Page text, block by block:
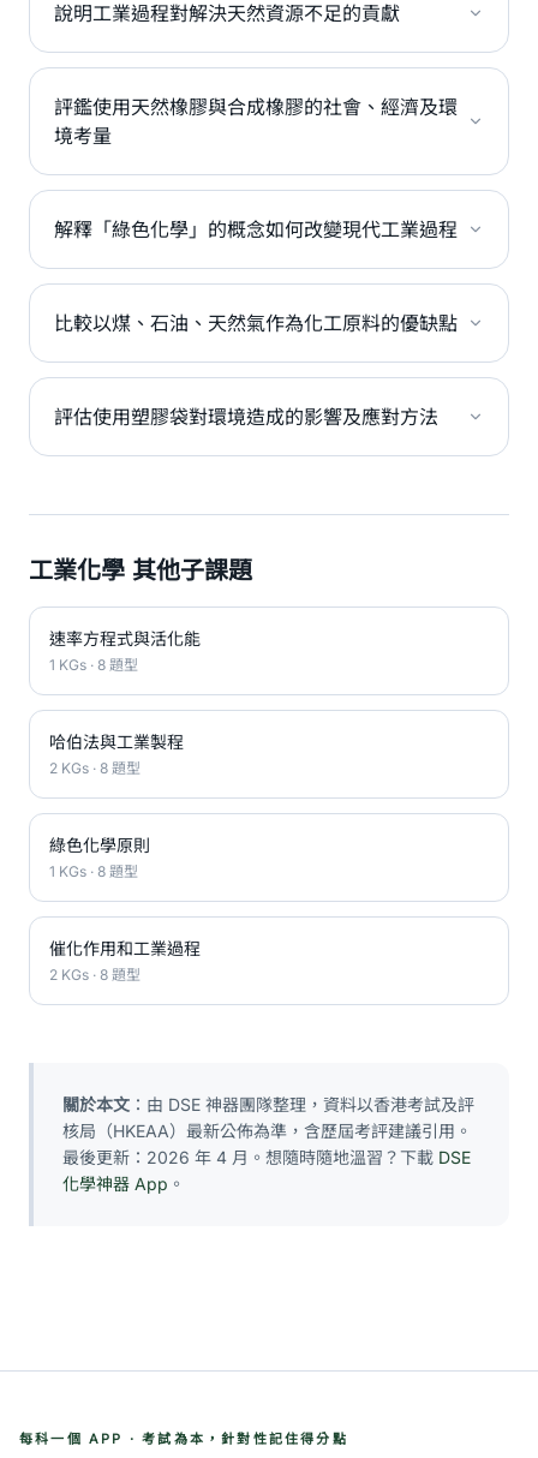
說明工業過程對解決天然資源不足的貢獻
評鑑使用天然橡膠與合成橡膠的社會、經濟及環
境考量
解釋「綠色化學」的概念如何改變現代工業過程
比較以煤、石油、天然氣作為化工原料的優缺點
評估使用塑膠袋對環境造成的影響及應對方法
工業化學 其他子課題
速率方程式與活化能
1 KGs · 8 題型
哈伯法與工業製程
2 KGs · 8 題型
綠色化學原則
1 KGs · 8 題型
催化作用和工業過程
2 KGs · 8 題型
關於本文 ：由 DSE 神器團隊整理，資料以香港考試及評
核局（HKEAA）最新公佈為準，含歷屆考評建議引用。
最後更新：2026 年 4 月。想隨時隨地溫習？下載 DSE
化學神器 App 。
每科一個 APP · 考試為本，針對性記住得分點